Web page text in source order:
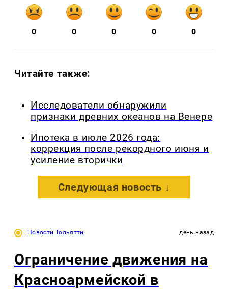
0 0 0 0 0
Читайте также:
Исследователи обнаружили
признаки древних океанов на Венере
Ипотека в июле 2026 года:
коррекция после рекордного июня и
усиление вторички
Следующая новость ↓
Новости Тольятти день назад
Ограничение движения на
Красноармейской в